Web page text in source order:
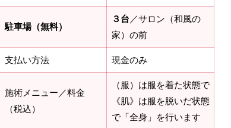
駐車場（無料）
３台 ／サロン（和風の
家）の前
支払い方法 現金のみ
施術メニュー／料金
（税込）
（服）は服を着た状態で
《肌》は服を脱いだ状態
で「全身」を行います